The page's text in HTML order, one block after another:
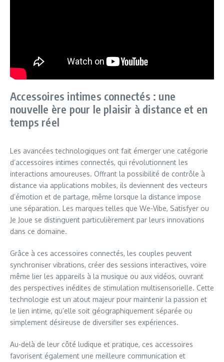
Accessoires intimes connectés : une
nouvelle ère pour le plaisir à distance et en
temps réel
Les avancées technologiques ont fait émerger une catégorie
d’accessoires intimes connectés, qui révolutionnent les
interactions amoureuses. Offrant la possibilité de contrôle à
distance via applications mobiles, ils deviennent des vecteurs
d’émotion et de partage, même lorsque la distance impose
une séparation. Les marques telles que We-Vibe, Satisfyer ou
Je Joue se distinguent particulièrement par leurs innovations
dans ce domaine.
Grâce à ces accessoires connectés, les couples peuvent
synchroniser vibrations, créer des sessions interactives, voire
même lier les appareils à la musique ou aux vidéos, ouvrant
des perspectives inédites de stimulation multisensorielle. Cette
technologie est un atout majeur pour maintenir la passion et
le lien intime, qu’elle soit géographiquement séparée ou
simplement désireuse de diversifier ses expériences.
Au-delà de leur côté ludique et pratique, ces accessoires
favorisent également une meilleure communication et